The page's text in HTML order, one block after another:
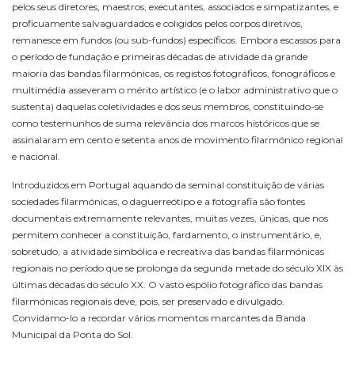
pelos seus diretores, maestros, executantes, associados e simpatizantes, e
proficuamente salvaguardados e coligidos pelos corpos diretivos,
remanesce em fundos (ou sub-fundos) específicos. Embora escassos para
o período de fundação e primeiras décadas de atividade da grande
maioria das bandas filarmónicas, os registos fotográficos, fonográficos e
multimédia asseveram o mérito artístico (e o labor administrativo que o
sustenta) daquelas coletividades e dos seus membros, constituindo-se
como testemunhos de suma relevância dos marcos históricos que se
assinalaram em cento e setenta anos de movimento filarmónico regional
e nacional.
Introduzidos em Portugal aquando da seminal constituição de várias
sociedades filarmónicas, o daguerreótipo e a fotografia são fontes
documentais extremamente relevantes, muitas vezes, únicas, que nos
permitem conhecer a constituição, fardamento, o instrumentário, e,
sobretudo, a atividade simbólica e recreativa das bandas filarmónicas
regionais no período que se prolonga da segunda metade do século XIX às
últimas décadas do século XX. O vasto espólio fotográfico das bandas
filarmónicas regionais deve, pois, ser preservado e divulgado.
Convidamo-lo a recordar vários momentos marcantes da Banda
Municipal da Ponta do Sol.